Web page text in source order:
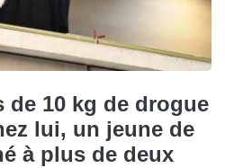
de 10 kg de drogue
lui, un jeune de
à plus de deux